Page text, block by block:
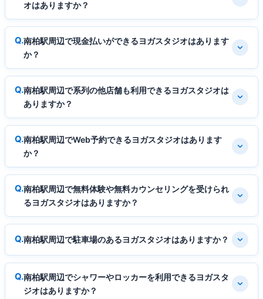
オはありますか？
南柏駅周辺で現金払いができるヨガスタジオはあります
か？
南柏駅周辺で系列の他店舗も利用できるヨガスタジオは
ありますか？
南柏駅周辺でWeb予約できるヨガスタジオはあります
か？
南柏駅周辺で無料体験や無料カウンセリングを受けられ
るヨガスタジオはありますか？
南柏駅周辺で駐車場のあるヨガスタジオはありますか？
南柏駅周辺でシャワーやロッカーを利用できるヨガスタ
ジオはありますか？